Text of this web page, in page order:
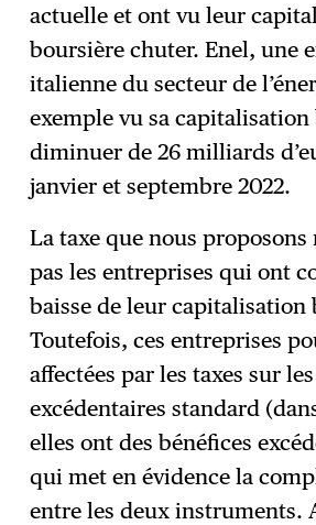
actuelle et ont vu leur
boursière chuter. Enel, une
italienne du secteur de
exemple vu sa
diminuer de 26 milliards
janvier et septembre 2022.
La taxe que nous proposons
pas les entreprises qui ont
baisse de leur capitalisation
Toutefois, ces entreprises
affectées par les taxes sur
excédentaires standard
elles ont des bénéfices
qui met en évidence la
entre les deux instruments.